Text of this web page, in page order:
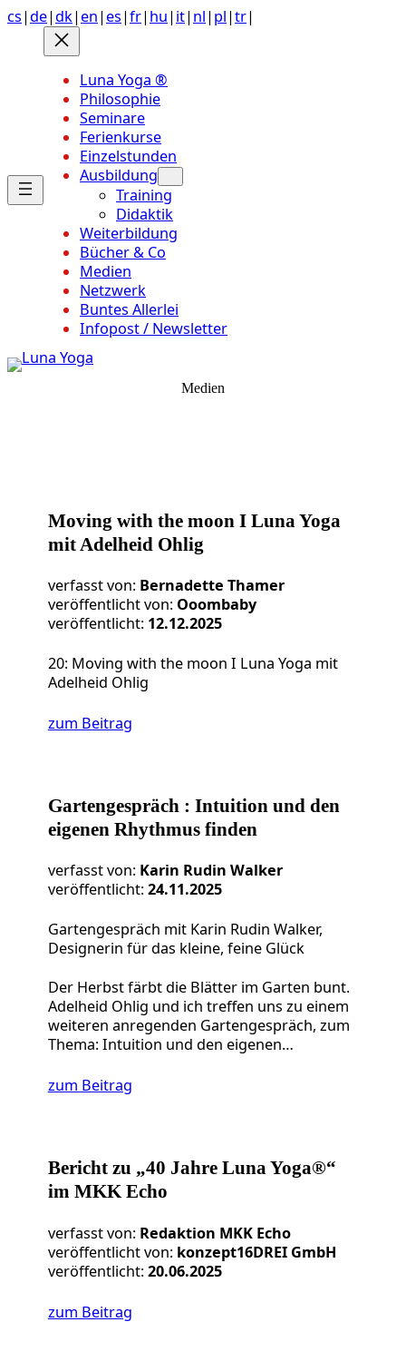
Anchor
Zum
Inhalt
springen
cs|de|dk| en| es|fr| hu| it| nl| pl|tr|
Luna Yoga ®
Philosophie
Seminare
Ferienkurse
Einzelstunden
Ausbildung
Training
Didaktik
Weiterbildung
Bücher & Co
Medien
Netzwerk
Buntes Allerlei
Infopost / Newsletter
Medien
Moving with the moon I Luna Yoga
mit Adelheid Ohlig
verfasst von: Bernadette Thamer
veröffentlicht von: Ooombaby
veröffentlicht: 12.12.2025
20: Moving with the moon I Luna Yoga mit
Adelheid Ohlig
zum Beitrag
Gartengespräch : Intuition und den
eigenen Rhythmus finden
verfasst von: Karin Rudin Walker
veröffentlicht:24.11.2025
Gartengespräch mit Karin Rudin Walker,
Designerin für das kleine, feine Glück
Der Herbst färbt die Blätter im Garten bunt.
Adelheid Ohlig und ich treffen uns zu einem
weiteren anregenden Gartengespräch, zum
Thema: Intuition und den eigenen…
zum Beitrag
Bericht zu „40 Jahre Luna Yoga®“
im MKK Echo
verfasst von: Redaktion MKK Echo
veröffentlicht von: konzept16DREI GmbH
veröffentlicht:20.06.2025
zum Beitrag